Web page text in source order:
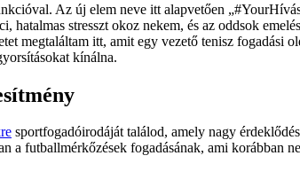
Az új elem neve itt alapvetően
stresszt okoz nekem, és az oddsok
megtaláltam itt, amit egy vezető tenisz fogadási
kínálna.
sportfogadóirodáját találod, amely nagy
a futballmérkőzések fogadásának, ami korábban